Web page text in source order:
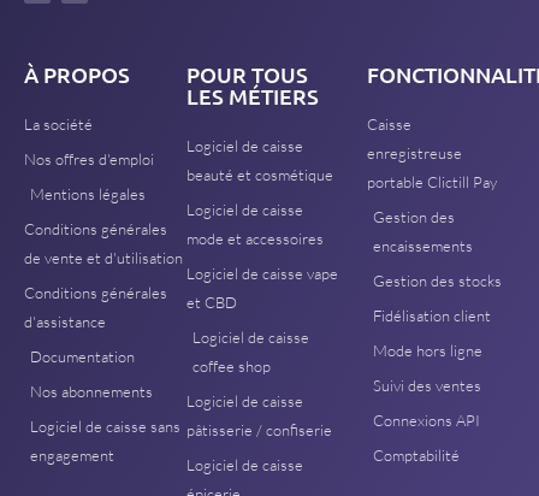
À PROPOS
La société
Nos offres d'emploi
Mentions légales
Conditions générales
de vente et d'utilisation
Conditions générales
d'assistance
Documentation
Nos abonnements
Logiciel de caisse sans
engagement
POUR TOUS
LES MÉTIERS
Logiciel de caisse
beauté et cosmétique
Logiciel de caisse
mode et accessoires
Logiciel de caisse vape
et CBD
Logiciel de caisse
coffee shop
Logiciel de caisse
pâtisserie / confiserie
Logiciel de caisse
Caisse
enregistreuse
portable Clictill Pay
Gestion des
encaissements
Gestion des stocks
Fidélisation client
Mode hors ligne
Suivi des ventes
Connexions API
Comptabilité